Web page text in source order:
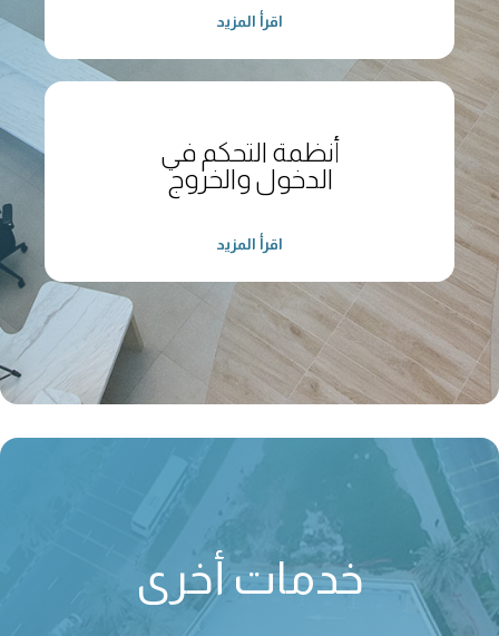
اقرأ المزيد
أنظمة التحكم في
الدخول والخروج
اقرأ المزيد
خدمات أخرى